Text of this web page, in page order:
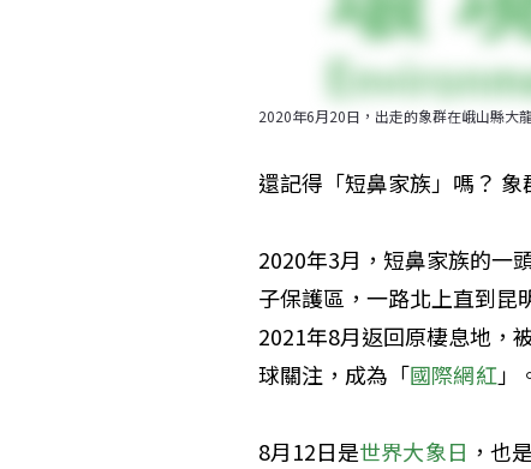
2020年6月20日，出走的象群在峨山縣大
還記得「短鼻家族」嗎？
2020年3月，短鼻家族的一
子保護區，一路北上直到昆
2021年8月返回原棲息地，
球關注，成為「國際網紅」
8月12日是世界大象日 ，也